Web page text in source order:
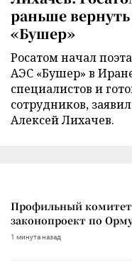
раньше
«Бушер»
Росатом начал
АЭС «Бушер» в
специалистов и
сотрудников,
Алексей Лихачев.
Профильный
законопроект по
1 минута назад